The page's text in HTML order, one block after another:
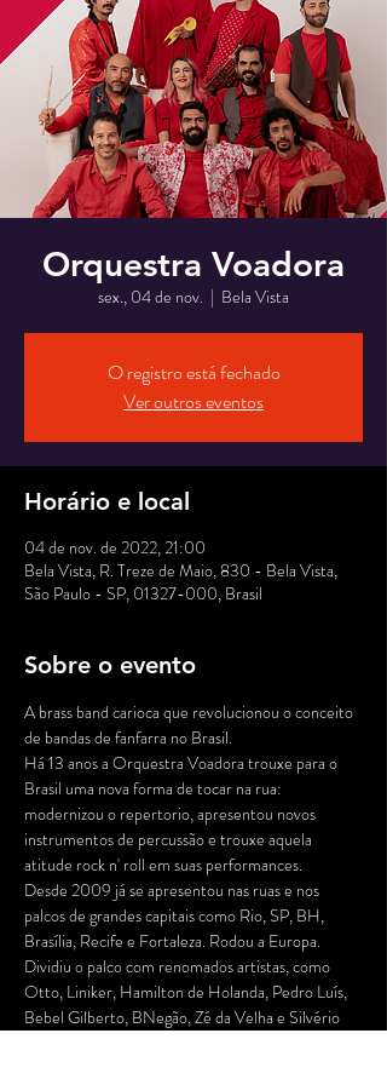
Orquestra Voadora
sex., 04 de nov.
  |
Bela Vista
O registro está fechado
Ver outros eventos
Horário e local
04 de nov. de 2022, 21:00
Bela Vista, R. Treze de Maio, 830 - Bela Vista,
São Paulo - SP, 01327-000, Brasil
Sobre o evento
A brass band carioca que revolucionou o conceito
de bandas de fanfarra no Brasil.
Há 13 anos a Orquestra Voadora trouxe para o
Brasil uma nova forma de tocar na rua:
modernizou o repertorio, apresentou novos
instrumentos de percussão e trouxe aquela
atitude rock n' roll em suas performances.
Desde 2009 já se apresentou nas ruas e nos
palcos de grandes capitais como Rio, SP, BH,
Brasília, Recife e Fortaleza. Rodou a Europa.
Dividiu o palco com renomados artistas, como
Otto, Liniker, Hamilton de Holanda, Pedro Luís,
Bebel Gilberto, BNegão, Zé da Velha e Silvério